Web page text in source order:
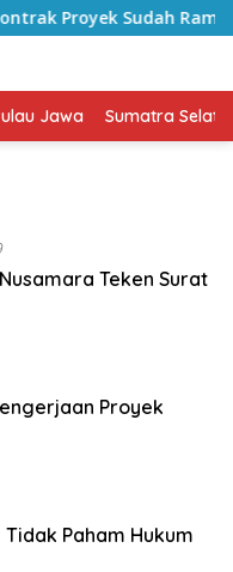
Sudah Rampung
Jawa Sumatra
Teken Surat
Proyek
Paham Hukum